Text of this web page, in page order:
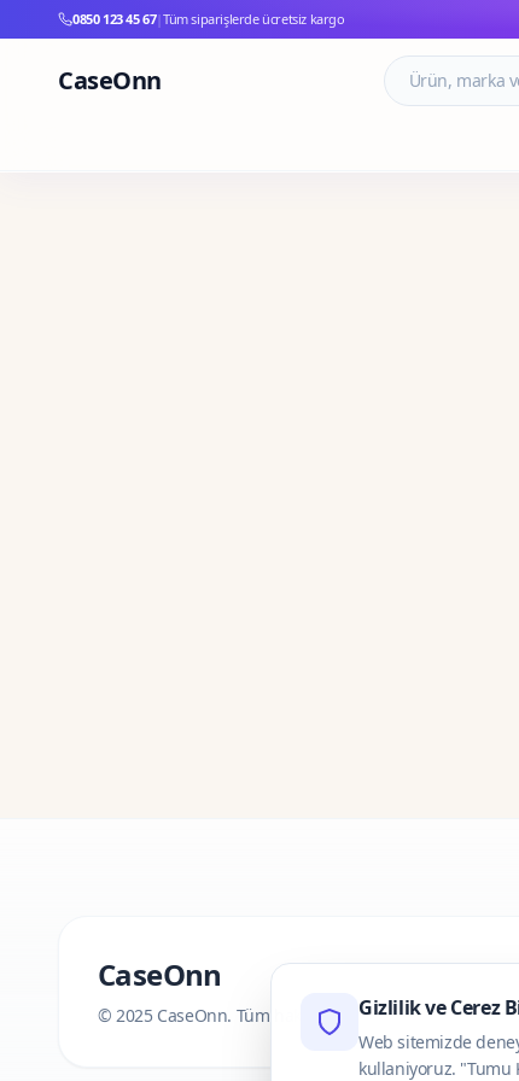
0850 123 45 67|Tüm siparişlerde ücretsiz kargo
CaseOnn
CaseOnn
© 2025 CaseOnn. Tüm hakları saklıdır.Gizlilik ve Cerez
Web sitemizde
kullaniyoruz. "Tumu